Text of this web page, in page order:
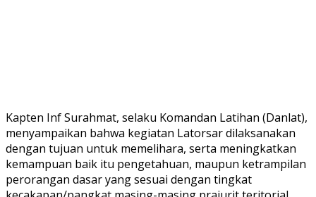
Kapten Inf Surahmat, selaku Komandan Latihan (Danlat),
menyampaikan bahwa kegiatan Latorsar dilaksanakan
dengan tujuan untuk memelihara, serta meningkatkan
kemampuan baik itu pengetahuan, maupun ketrampilan
perorangan dasar yang sesuai dengan tingkat